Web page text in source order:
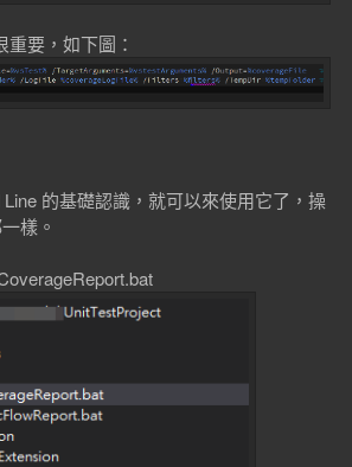
要，如下圖：
的基礎認識，就可以來使用它了，操
樣。